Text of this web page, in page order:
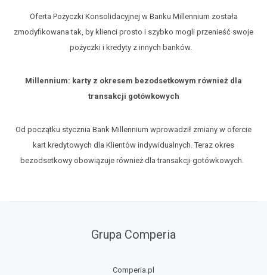
Oferta Pożyczki Konsolidacyjnej w Banku Millennium została
zmodyfikowana tak, by klienci prosto i szybko mogli przenieść swoje
pożyczki i kredyty z innych banków.
Millennium: karty z okresem bezodsetkowym również dla
transakcji gotówkowych
Od początku stycznia Bank Millennium wprowadził zmiany w ofercie
kart kredytowych dla Klientów indywidualnych. Teraz okres
bezodsetkowy obowiązuje również dla transakcji gotówkowych.
Grupa Comperia
Comperia.pl